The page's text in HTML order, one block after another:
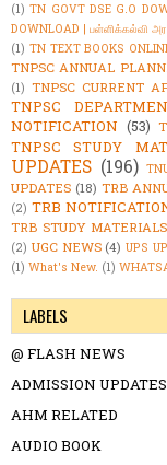
(1) TN GOVT DSE G.O
DOWNLOAD | பள்ளிக்கல்வி
(1) TN TEXT BOOKS
TNPSC ANNUAL
(1) TNPSC CURRENT
TNPSC
NOTIFICATION (53)
TNPSC STUDY
UPDATES (196)
UPDATES (18) TRB
(2) TRB
TRB STUDY MATERIALS
(2) UGC NEWS (4) UPS
(1) What's New. (1)
LABELS
@ FLASH NEWS
ADMISSION UPDATES
AHM RELATED
AUDIO BOOK